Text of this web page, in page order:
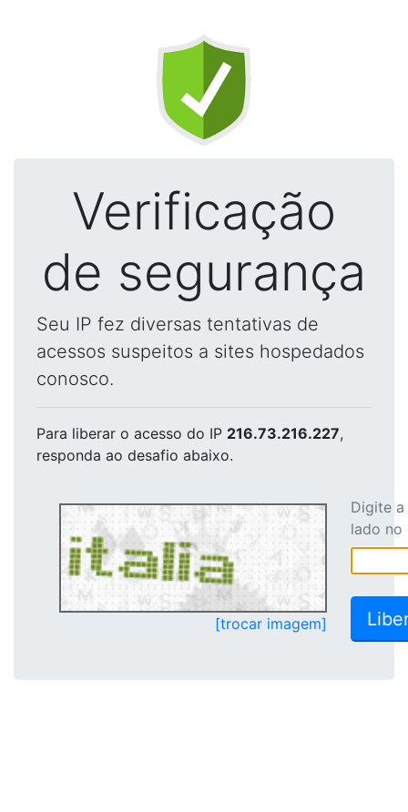
Verificação
de segurança
Seu IP fez diversas tentativas de
acessos suspeitos a sites hospedados
conosco.
Para liberar o acesso do IP 216.73.216.227,
responda ao desafio abaixo.
[trocar imagem]
Digite
lado no